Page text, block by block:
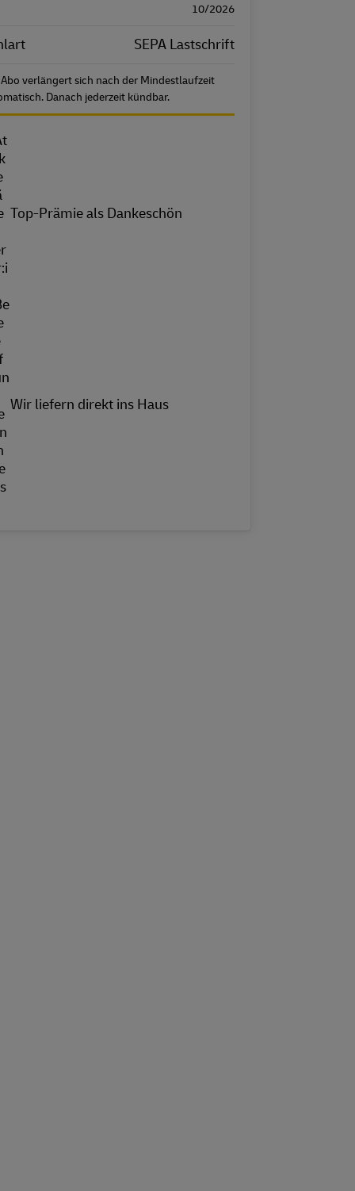
10/2026
SEPA Lastschrift
Abo verlängert sich nach der Mindestlaufzeit
Danach jederzeit kündbar.
Top-Prämie als Dankeschön
Wir liefern direkt ins Haus